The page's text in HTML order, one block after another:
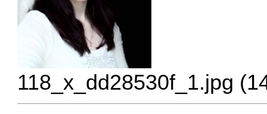
118_x_dd28530f_1.jpg